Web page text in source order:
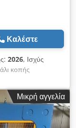
Καλέστε
2026, Ισχύς
κοπής
- Μέγιστη
περίπου
110 λίτρα -
ελέγχου και
Μικρή αγγελία